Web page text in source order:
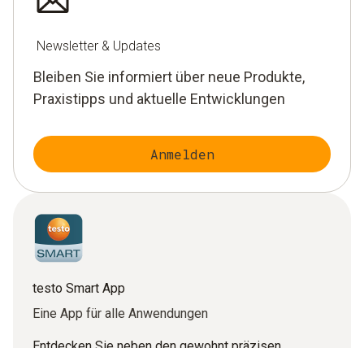
Newsletter & Updates
Bleiben Sie informiert über neue Produkte,
Praxistipps und aktuelle Entwicklungen
Anmelden
testo Smart App
Eine App für alle Anwendungen